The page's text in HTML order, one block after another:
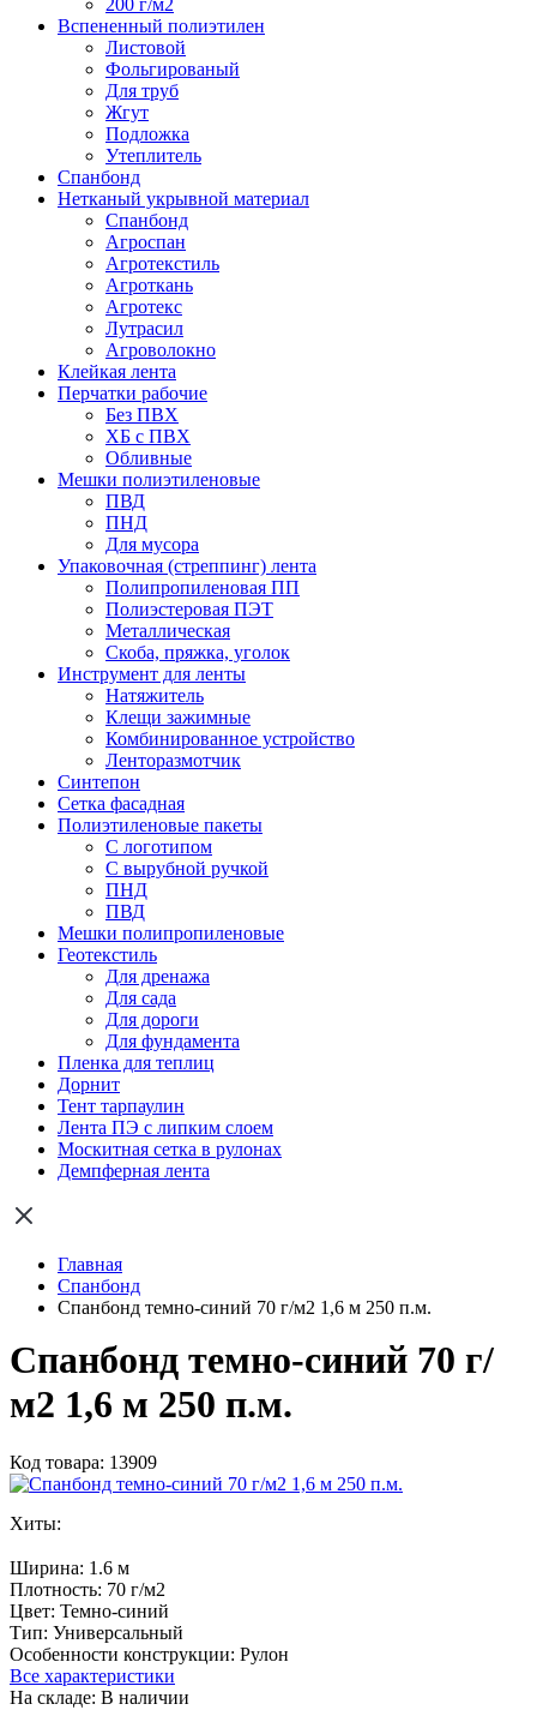
Вспененный полиэтилен
Листовой
Фольгированый
Для труб
Жгут
Подложка
Утеплитель
Спанбонд
Нетканый укрывной материал
Спанбонд
Агроспан
Агротекстиль
Агроткань
Агротекс
Лутрасил
Агроволокно
Клейкая лента
Перчатки рабочие
Без ПВХ
ХБ с ПВХ
Обливные
Мешки полиэтиленовые
ПВД
ПНД
Для мусора
Упаковочная (стреппинг) лента
Полипропиленовая ПП
Полиэстеровая ПЭТ
Металлическая
Скоба, пряжка, уголок
Инструмент для ленты
Натяжитель
Клещи зажимные
Комбинированное устройство
Ленторазмотчик
Синтепон
Сетка фасадная
Полиэтиленовые пакеты
С логотипом
С вырубной ручкой
ПНД
ПВД
Мешки полипропиленовые
Геотекстиль
Для дренажа
Для сада
Для дороги
Для фундамента
Пленка для теплиц
Дорнит
Тент тарпаулин
Лента ПЭ с липким слоем
Москитная сетка в рулонах
Демпферная лента
Главная
Спанбонд
Спанбонд темно-синий 70 г/м2 1,6 м 250 п.м.
Спанбонд темно-синий 70 г/
м2 1,6 м 250 п.м.
Код товара: 13909
Хиты:
Ширина: 1.6 м
Плотность: 70 г/м2
Цвет: Темно-синий
Тип: Универсальный
Особенности конструкции: Рулон
Все характеристики
На складе: В наличии